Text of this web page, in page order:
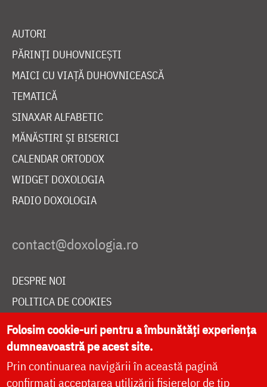
AUTORI
PĂRINȚI DUHOVNICEȘTI
MAICI CU VIAȚĂ DUHOVNICEASCĂ
TEMATICĂ
SINAXAR ALFABETIC
MĂNĂSTIRI ȘI BISERICI
CALENDAR ORTODOX
WIDGET DOXOLOGIA
RADIO DOXOLOGIA
DESPRE NOI
POLITICA DE COOKIES
DONEAZĂ ONLINE PENTRU CATEDRALA NAȚIONALĂ
LIVE
Folosim cookie-uri pentru a îmbunătăți experiența
dumneavoastră pe acest site.
Prin continuarea navigării în această pagină
confirmați acceptarea utilizării fișierelor de tip